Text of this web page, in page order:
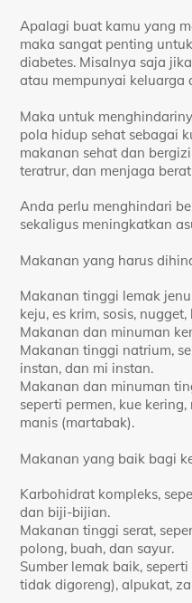
Apalagi buat kamu yang
maka sangat penting
diabetes. Misalnya saja
atau mempunyai keluarga
Maka untuk
pola hidup sehat sebagai
makanan sehat dan
teratrur, dan menjaga
Anda perlu menghindari
sekaligus meningkatkan
Makanan yang harus
Makanan tinggi lemak
keju, es krim, sosis,
Makanan dan minuman
Makanan tinggi natrium,
instan, dan mi instan.
Makanan dan minuman
seperti permen, kue
manis (martabak).
Makanan yang baik bagi
Karbohidrat kompleks,
dan biji-bijian.
Makanan tinggi serat,
polong, buah, dan sayur.
Sumber lemak baik,
tidak digoreng), alpukat,